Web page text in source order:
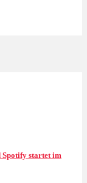
Spotify startet im